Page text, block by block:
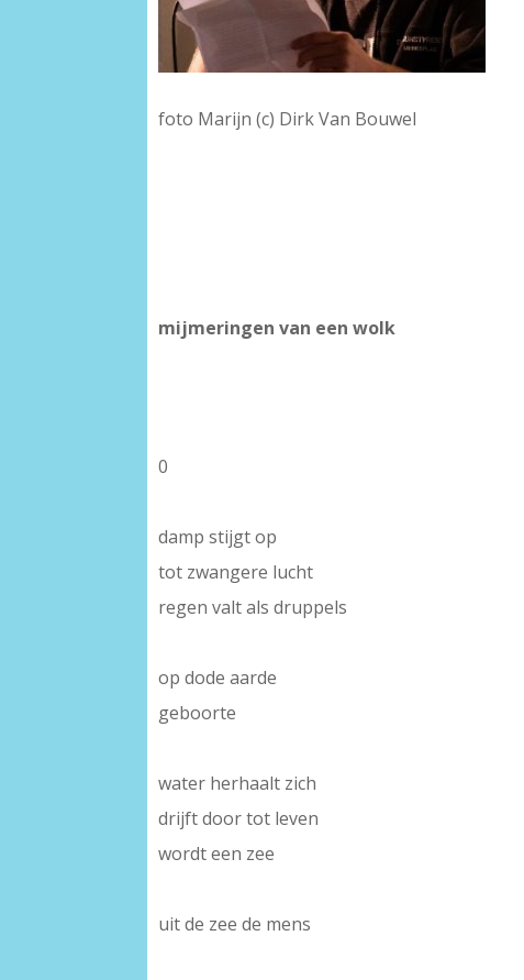
foto Marijn (c) Dirk Van Bouwel
mijmeringen van een wolk
0
damp stijgt op
tot zwangere lucht
regen valt als druppels
op dode aarde
geboorte
water herhaalt zich
drijft door tot leven
wordt een zee
uit de zee de mens